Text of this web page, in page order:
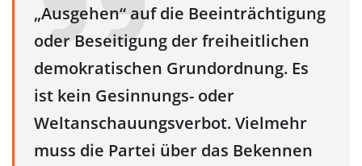
„Ausgehen“ auf die Beeinträchtigung
oder Beseitigung der freiheitlichen
demokratischen Grundordnung. Es
ist kein Gesinnungs- oder
Weltanschauungsverbot. Vielmehr
muss die Partei über das Bekennen